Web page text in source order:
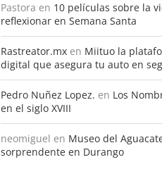
Pastora en 10 películas sobre la
reflexionar en Semana Santa
Rastreator.mx en Miituo la
digital que asegura tu auto en
Pedro Nuñez Lopez. en Los
en el siglo XVIII
neomiguel en Museo del
sorprendente en Durango